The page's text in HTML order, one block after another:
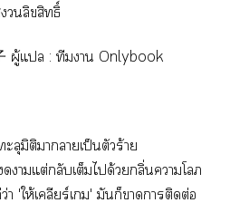
ลิขสิทธิ์
ผู้แ : ทีมา Onlybook
ะลุมิติาาเป็นตัวร้าย
าแต่กลับเต็มได้วยกลิ่นาโ
'ให้เคลียร์เ' มันก็าาติดต่อ